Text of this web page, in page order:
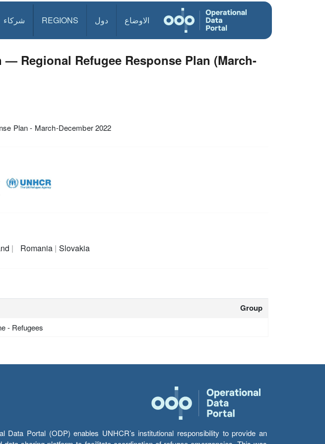
الاوضاع دول REGIONS شركاء
Regional Refugee Response Plan (March-
Plan - March-December 2022
Romania Slovakia
Group
- Refugees
Data Portal (ODP) enables UNHCR’s institutional responsibility to provide an